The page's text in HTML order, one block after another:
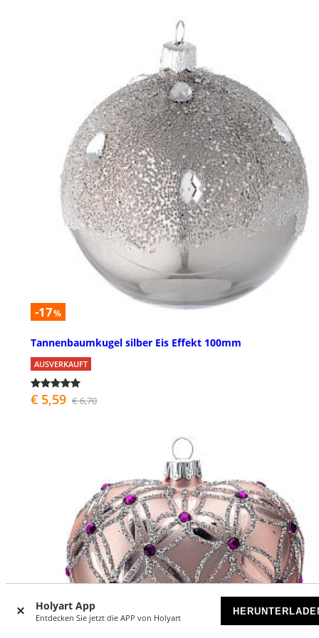
Holyart App
Entdecken Sie jetzt die APP von Holyart
-17%
Tannenbaumkugel silber Eis Effekt 100mm
AUSVERKAUFT
€ 5,59 € 6,70